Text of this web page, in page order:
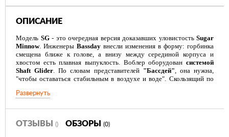
ОПИСАНИЕ
Модель SG- это очередная версия доказавших уловистость Sugar
Minnow. Инженеры Bassday внесли изменения в форму: горбинка
смещена ближе к голове, а внизу между серединой корпуса и
хвостом есть плавная выпуклость. Воблер оборудован системой
Shaft Glider. По словам представителей "Бассдей", она нужна,
"чтобы оставаться стабильным в воздухе и воде". Скользящий по
отдаленных целей. Приводнившись,
роллингом и небольшими поперечными колебаниями.
Минноу рисуют классический зигзаг при твиче, как интенсивном,
так и спокойном. Остаются воблеры привлекательными и на
Развернуть
ОТЗЫВЫ () ОБЗОРЫ (0)